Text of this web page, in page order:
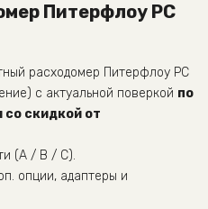
Питерфлоу РС
расходомер Питерфлоу РС
с актуальной поверкой по
со скидкой от
(А / В / С).
опции, адаптеры и